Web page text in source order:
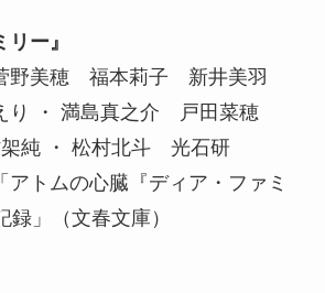
リー』
野美穂 福本莉子 新井美羽
り ・ 満島真之介 戸田菜穂
架純 ・ 松村北斗 光石研
アトムの心臓『ディア・ファミ
録」（文春文庫）